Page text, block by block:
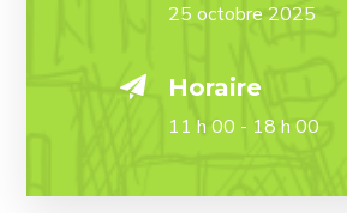
25 octobre 2025
Horaire
11 h 00 - 18 h 00